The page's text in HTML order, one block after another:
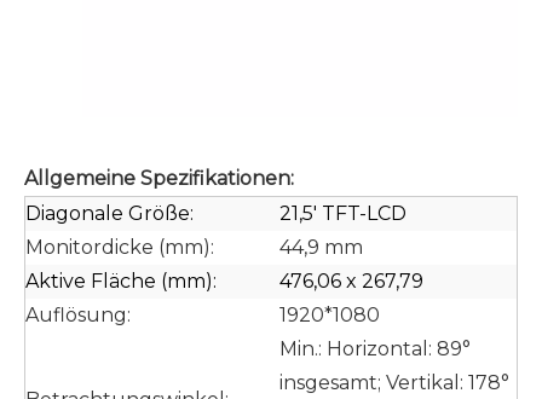
Allgemeine Spezifikationen:
Diagonale Größe:
21,5' TFT-LCD
Monitordicke (mm):
44,9 mm
Aktive Fläche (mm):
476,06 x 267,79
Auflösung:
1920*1080
Min.: Horizontal: 89°
insgesamt; Vertikal: 178°